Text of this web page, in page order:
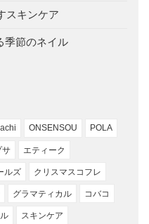
スキンケア
季節のネイル
ONSENSOU POLA
サ エティーク
ルズ クリスマスコフレ
グラマティカル コバコ
スキンケア